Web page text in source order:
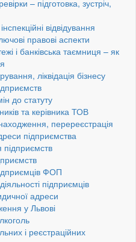
– підготовка, зустріч,
відвідування
правові аспекти
і банківська таємниця – як
ліквідація бізнесу
до статуту
та керівника ТОВ
перереєстрація
підприємства
підприємств
ФОП
підприємців
адреси
у Львові
і реєстраційних